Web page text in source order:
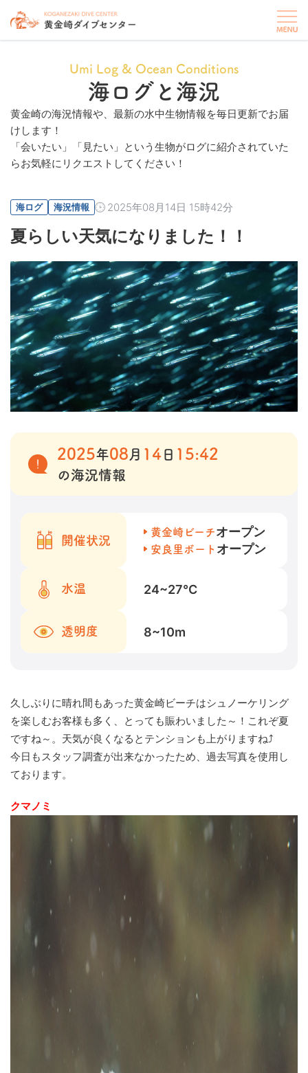
Umi Log & Ocean Conditions
海ログと海況
黄金崎の海況情報や、最新の水中生物情報を毎日更新でお届
けします！
「会いたい」「見たい」という生物がログに紹介されていた
らお気軽にリクエストしてください！
海ログ 海況情報 2025年08月14日 15時42分
夏らしい天気になりました！！
2025年08 月 14 日 15:42
の海況情報
開催状況
黄金崎ビーチオープン
安良里ボート オープン
水温 24~27℃
透明度 8~10m
久しぶりに晴れ間もあった黄金崎ビーチはシュノーケリング
を楽しむお客様も多く、とっても賑わいました～！これぞ夏
ですね～。天気が良くなるとテンションも上がりますね⤴
今日もスタッフ調査が出来なかったため、過去写真を使用し
ております。
クマノミ